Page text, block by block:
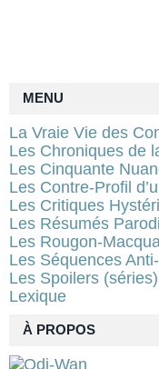
À PROPOS
MENU
La Vraie Vie des
Les Chroniques de
Les Cinquante
Les Contre-Profil
Les Critiques
Les Résumés
Les Rougon-
Les Séquences
Les Spoilers (séries)
Lexique